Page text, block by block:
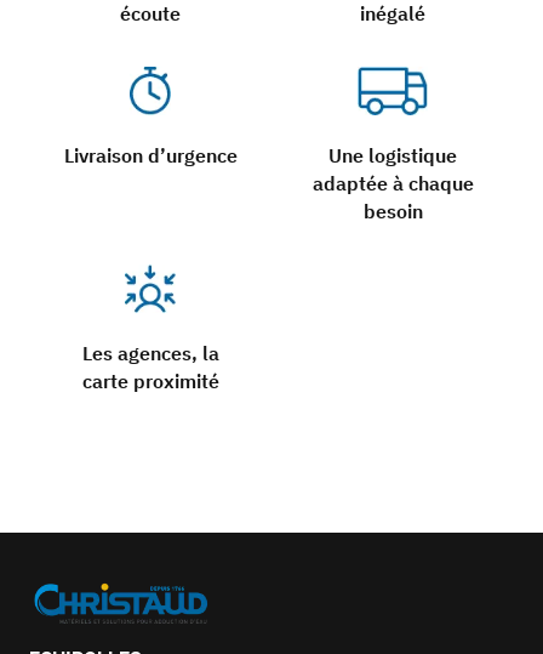
écoute
inégalé
Livraison d’urgence
Une logistique
adaptée à chaque
besoin
Les agences, la
carte proximité